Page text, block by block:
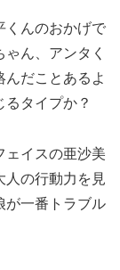
くんのおかげで
ん、アンタく
んだことあるよ
タイプか？
ェイスの亜沙美
人の行動力を見
が一番トラブル